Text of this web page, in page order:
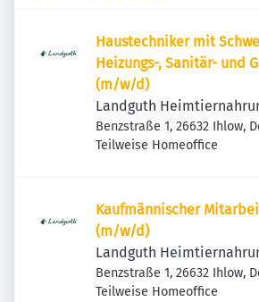
Haustechniker mit
Heizungs-, Sanitär- und
(m/w/d)
Landguth
Benzstraße 1, 26632 Ihlow,
Teilweise Homeoffice
Kaufmännischer
(m/w/d)
Landguth
Benzstraße 1, 26632 Ihlow,
Teilweise Homeoffice